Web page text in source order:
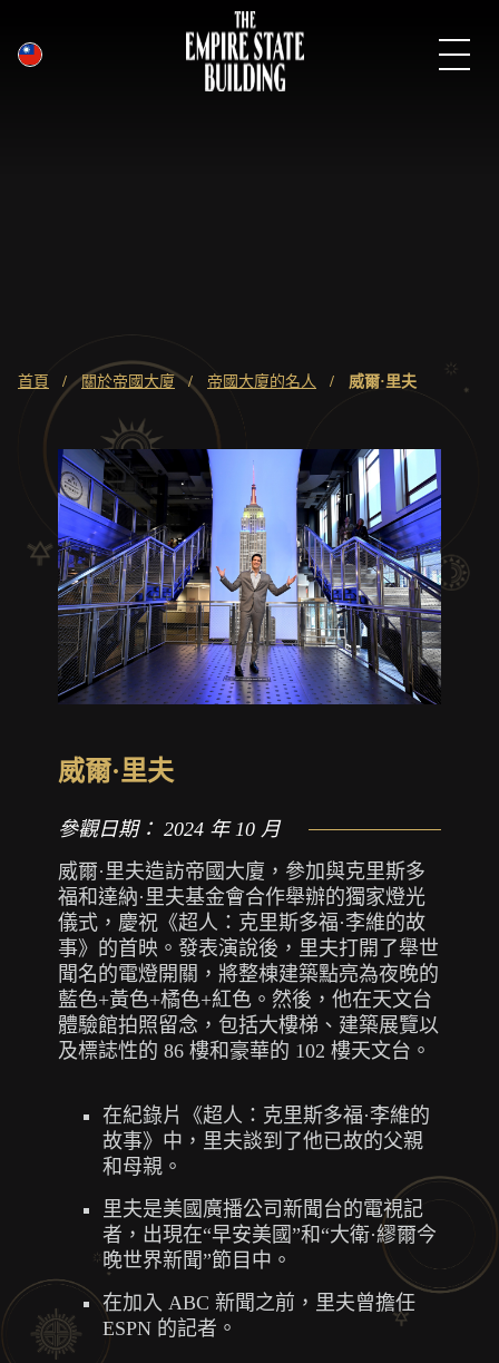
麵首頁 關於帝國大廈 帝國大廈的名人 威爾·里夫
威爾·里夫
參觀日期：2024 年 10 月
威爾·里夫造訪帝國大廈，參加與克里斯多
福和達納·里夫基金會合作舉辦的獨家燈光
儀式，慶祝《超人：克里斯多福·李維的故
事》的首映。發表演說後，里夫打開了舉世
聞名的電燈開關，將整棟建築點亮為夜晚的
藍色+黃色+橘色+紅色。然後，他在天文台
體驗館拍照留念，包括大樓梯、建築展覽以
及標誌性的 86 樓和豪華的 102 樓天文台。
在紀錄片《超人：克里斯多福·李維的
故事》中，里夫談到了他已故的父親
和母親。
里夫是美國廣播公司新聞台的電視記
者，出現在“早安美國”和“大衛·繆爾今
晚世界新聞”節目中。
在加入 ABC 新聞之前，里夫曾擔任
ESPN 的記者。